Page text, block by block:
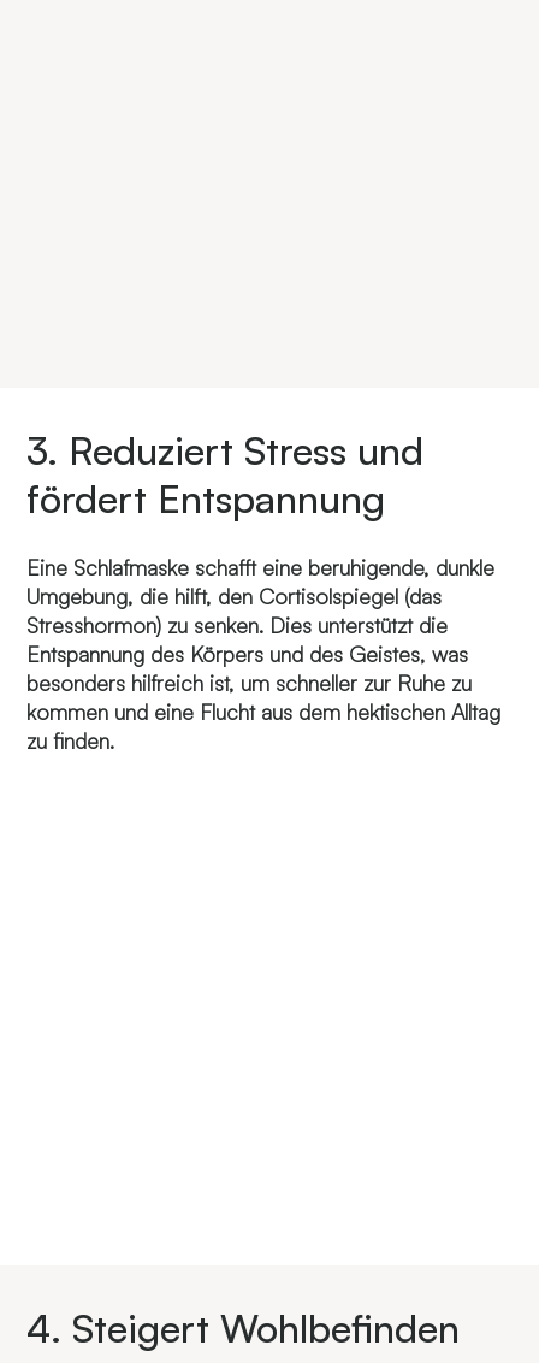
3. Reduziert Stress und
fördert Entspannung
Eine Schlafmaske schafft eine beruhigende, dunkle
Umgebung, die hilft, den Cortisolspiegel (das
Stresshormon) zu senken. Dies unterstützt die
Entspannung des Körpers und des Geistes, was
besonders hilfreich ist, um schneller zur Ruhe zu
kommen und eine Flucht aus dem hektischen Alltag
zu finden.
4. Steigert Wohlbefinden